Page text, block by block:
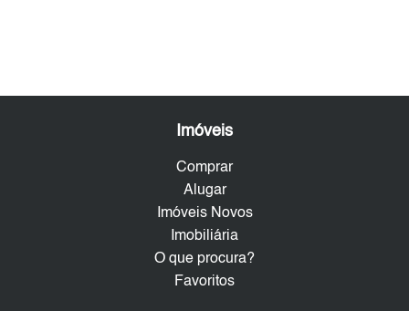
Imóveis
Comprar
Alugar
Imóveis Novos
Imobiliária
O que procura?
Favoritos